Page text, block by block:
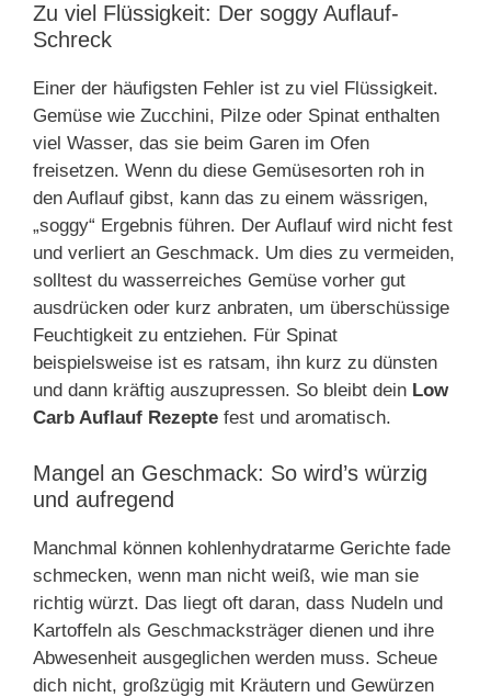
Zu viel Flüssigkeit: Der soggy Auflauf-
Schreck
Einer der häufigsten Fehler ist zu viel Flüssigkeit.
Gemüse wie Zucchini, Pilze oder Spinat enthalten
viel Wasser, das sie beim Garen im Ofen
freisetzen. Wenn du diese Gemüsesorten roh in
den Auflauf gibst, kann das zu einem wässrigen,
„soggy“ Ergebnis führen. Der Auflauf wird nicht fest
und verliert an Geschmack. Um dies zu vermeiden,
solltest du wasserreiches Gemüse vorher gut
ausdrücken oder kurz anbraten, um überschüssige
Feuchtigkeit zu entziehen. Für Spinat
beispielsweise ist es ratsam, ihn kurz zu dünsten
und dann kräftig auszupressen. So bleibt dein Low
Carb Auflauf Rezepte fest und aromatisch.
Mangel an Geschmack: So wird’s würzig
und aufregend
Manchmal können kohlenhydratarme Gerichte fade
schmecken, wenn man nicht weiß, wie man sie
richtig würzt. Das liegt oft daran, dass Nudeln und
Kartoffeln als Geschmacksträger dienen und ihre
Abwesenheit ausgeglichen werden muss. Scheue
dich nicht, großzügig mit Kräutern und Gewürzen